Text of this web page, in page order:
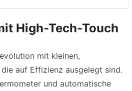
High-Tech-Touch
mit kleinen,
auf Effizienz ausgelegt sind.
und automatische